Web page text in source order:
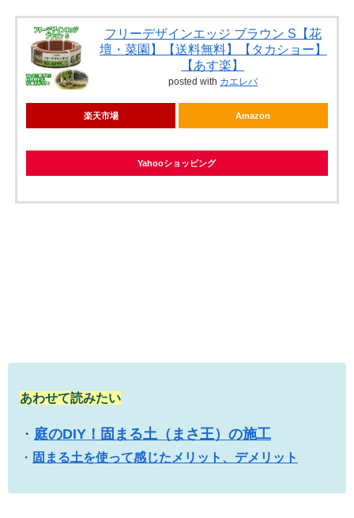
フリーデザインエッジ ブラウン S【花
壇・菜園】【送料無料】【タカショー】
【あす楽】
posted with カエレバ
楽天市場 Amazon
Yahooショッピング
あわせて読みたい
・ 庭のDIY！固まる土（まさ王）の施工
・ 固まる土を使って感じたメリット、デメリット